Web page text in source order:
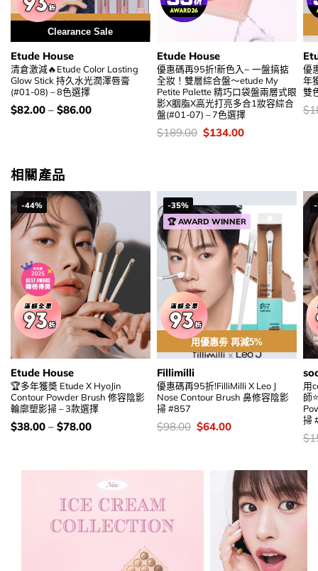
加入購物袋
用優惠劵 再減5%
Clearance Sale
Etude House
清倉激減🔥Etude Color Lasting
Glow Stick 持久水光潤澤唇膏
(#01-08) – 8色選擇
價
$82.00– $86.00
Etude House
優惠碼再95折!新色入~ 一盤搞掂
全妝！雙層綜合盤～etude My
Petite Palette 精巧口袋盤兩層式眼
影X胭脂X高光打亮多合1妝容綜合
盤(#01-07) – 7色選擇
價
$189.00 Original
$134.00Current
優
年
雙
價
$
相關產品
-44%
Etude House
🏆多年獲奬 Etude X HyoJin
Contour Powder Brush 修容陰影
輪廓塑影掃 – 3款選擇
價
$38.00– $78.00
-35%
🏆 AWARD WINNER
用優惠劵 再減5%
Fillimilli
優惠碼再95折!FilliMilli X Leo J
Nose Contour Brush 鼻修容陰影
掃 #857
價
$98.00 Original
$64.00Current
用
師
掃
價
$